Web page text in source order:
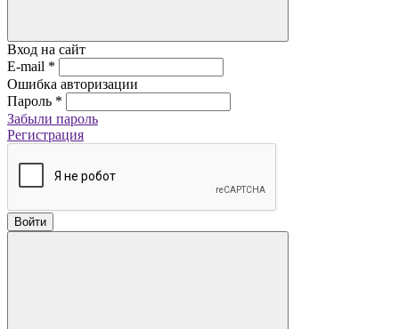
Вход на сайт
E-mail *
Ошибка авторизации
Пароль *
Забыли пароль
Регистрация
Войти